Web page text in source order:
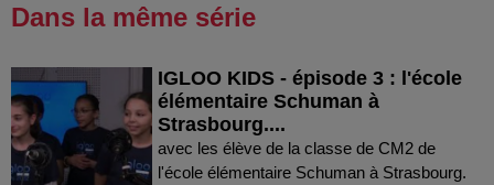
Dans la même série
IGLOO KIDS - épisode 3 : l'école
élémentaire Schuman à
Strasbourg....
avec les élève de la classe de CM2 de
l'école élémentaire Schuman à Strasbourg.